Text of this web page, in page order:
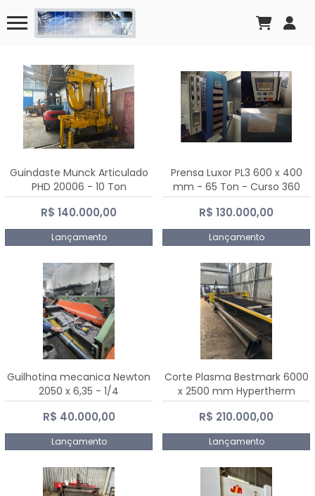
Guindaste Munck Articulado
PHD 20006 - 10 Ton
R$ 140.000,00
Lançamento
Prensa Luxor PL3 600 x 400
mm - 65 Ton - Curso 360
mm
R$ 130.000,00
Lançamento
Guilhotina mecanica Newton
2050 x 6,35 - 1/4
R$ 40.000,00
Lançamento
Corte Plasma Bestmark 6000
x 2500 mm Hypertherm
MaxPro 200
R$ 210.000,00
Lançamento